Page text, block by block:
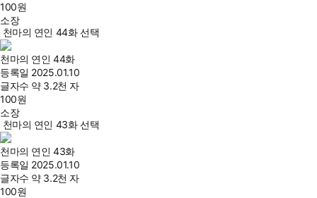
100원
소장
천마의 연인 44화 선택
천마의 연인 44화
등록일 2025.01.10
글자수 약 3.2천 자
100원
소장
천마의 연인 43화 선택
천마의 연인 43화
등록일 2025.01.10
글자수 약 3.2천 자
100원